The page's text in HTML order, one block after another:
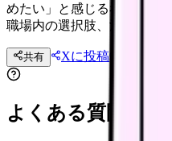
めたい」と感じる看護師さ
職場内の選択肢、法務面、
共有 Xに投稿
よくある質問